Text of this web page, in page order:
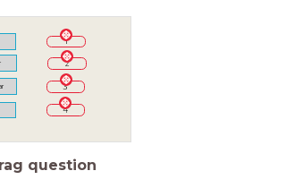
1
2
3
4
question